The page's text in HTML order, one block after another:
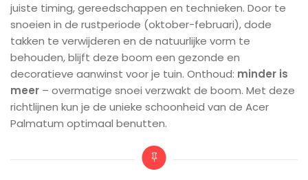
juiste timing, gereedschappen en technieken. Door te
snoeien in de rustperiode (oktober-februari), dode
takken te verwijderen en de natuurlijke vorm te
behouden, blijft deze boom een gezonde en
decoratieve aanwinst voor je tuin. Onthoud: minder is
meer – overmatige snoei verzwakt de boom. Met deze
richtlijnen kun je de unieke schoonheid van de Acer
Palmatum optimaal benutten.